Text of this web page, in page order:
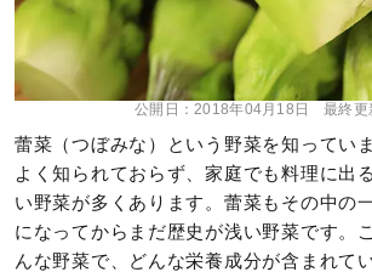
公開日：2018年04月18日 最終更
蕾菜（つぼみな）という野菜を知ってい
よく知られておらず、家庭でも料理に出
い野菜が多くあります。蕾菜もその中の
になってからまだ歴史が浅い野菜です。
んな野菜で、どんな栄養成分が含まれて